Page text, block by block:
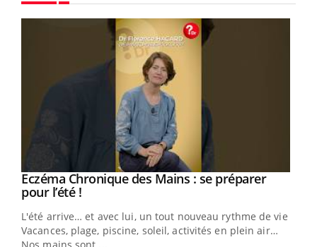
Youtube
Eczéma Chronique des Mains : se préparer
pour l’été !Youtube
L'été arrive… et avec lui, un tout nouveau rythme de vie !
Vacances, plage, piscine, soleil, activités en plein air…